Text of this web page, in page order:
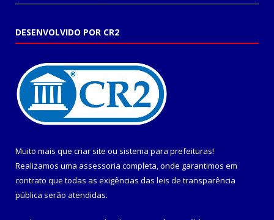
DESENVOLVIDO POR CR2
Muito mais que criar site ou sistema para prefeituras!
Realizamos uma assessoria completa, onde garantimos em
contrato que todas as exigências das leis de transparência
pública serão atendidas.